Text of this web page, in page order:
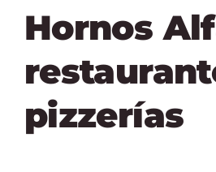
Hornos
pizzerías